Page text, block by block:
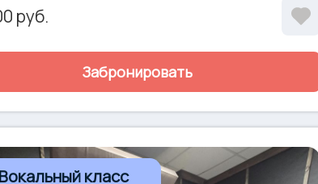
техникой (88 клавиш), предоставляется в аренду
Sennheiser, Akg, Shure
руб.
Забронировать
Вокальный класс